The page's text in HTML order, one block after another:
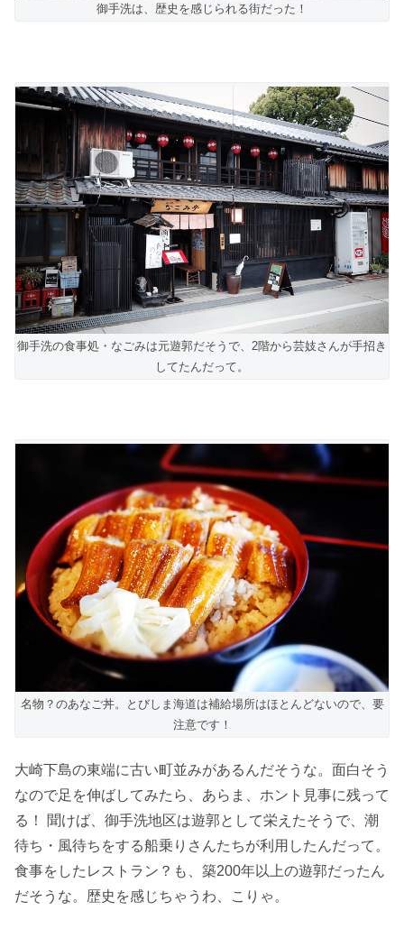
御手洗は、歴史を感じられる街だった！
御手洗の食事処・なごみは元遊郭だそうで、2階から芸妓さんが手招き
してたんだって。
名物？のあなご丼。とびしま海道は補給場所はほとんどないので、要
注意です！
大崎下島の東端に古い町並みがあるんだそうな。面白そう
なので足を伸ばしてみたら、あらま、ホント見事に残って
る！ 聞けば、御手洗地区は遊郭として栄えたそうで、潮
待ち・風待ちをする船乗りさんたちが利用したんだって。
食事をしたレストラン？も、築200年以上の遊郭だったん
だそうな。歴史を感じちゃうわ、こりゃ。